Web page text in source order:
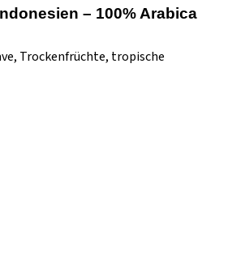
– 100% Arabica
Trockenfrüchte, tropische